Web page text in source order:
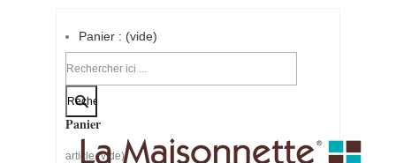
Panier : (vide)
Votre compte
Panier
article (vide)